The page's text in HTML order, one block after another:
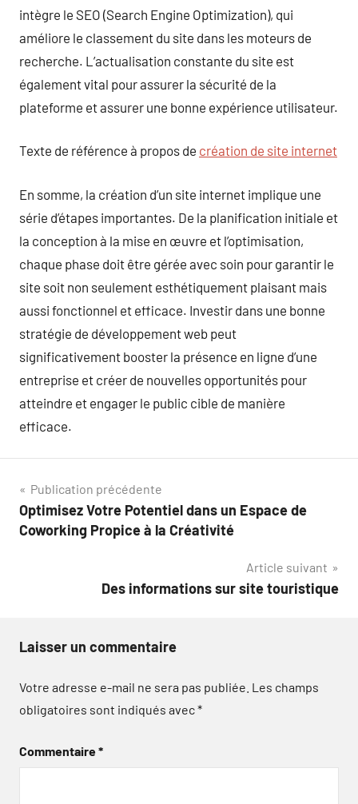
intègre le SEO (Search Engine Optimization), qui
améliore le classement du site dans les moteurs de
recherche. L’actualisation constante du site est
également vital pour assurer la sécurité de la
plateforme et assurer une bonne expérience utilisateur.
Texte de référence à propos de création de site internet
En somme, la création d’un site internet implique une
série d’étapes importantes. De la planification initiale et
la conception à la mise en œuvre et l’optimisation,
chaque phase doit être gérée avec soin pour garantir le
site soit non seulement esthétiquement plaisant mais
aussi fonctionnel et efficace. Investir dans une bonne
stratégie de développement web peut
significativement booster la présence en ligne d’une
entreprise et créer de nouvelles opportunités pour
atteindre et engager le public cible de manière
efficace.
Navigation
de
Publication précédente
Optimisez Votre Potentiel dans un Espace de
Coworking Propice à la Créativité
Article suivant
Des informations sur site touristique
Laisser un commentaire
Votre adresse e-mail ne sera pas publiée. Les champs
obligatoires sont indiqués avec*
Commentaire*